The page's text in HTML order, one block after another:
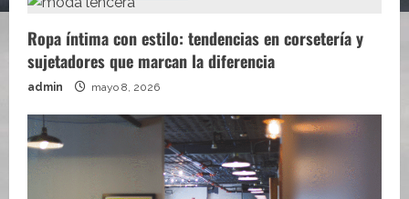
Ropa íntima con estilo: tendencias en corsetería y
sujetadores que marcan la diferencia
admin mayo 8, 2026